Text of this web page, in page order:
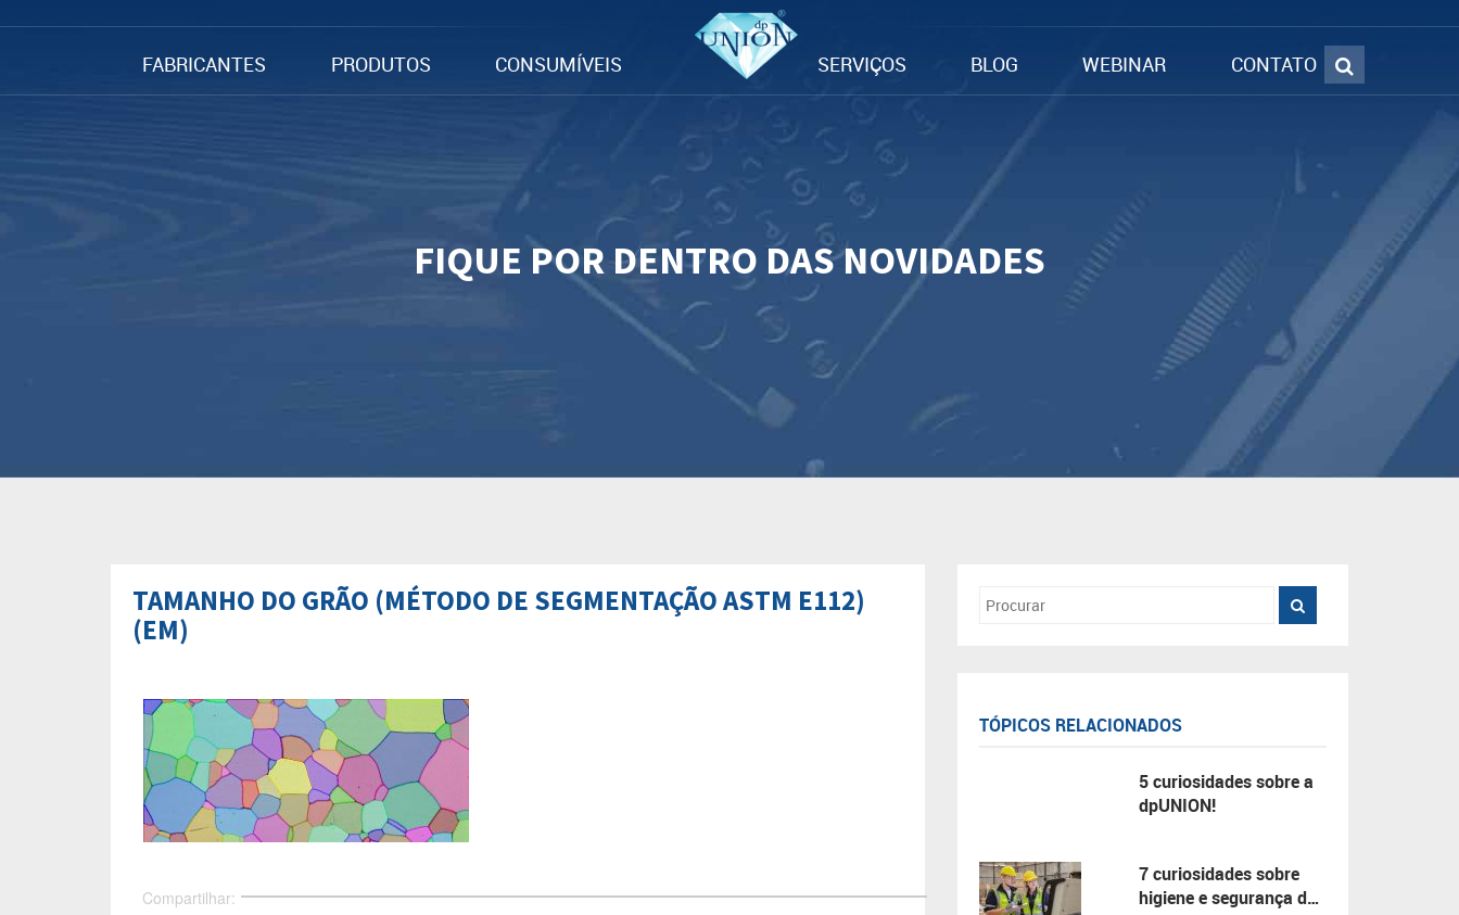
FABRICANTES PRODUTOS CONSUMÍVEIS SERVIÇOS BLOG WEBINAR CONTATO
FIQUE POR DENTRO DAS NOVIDADES
TAMANHO DO GRÃO (MÉTODO DE SEGMENTAÇÃO ASTM E112)
(EM)
Compartilhar:
TÓPICOS RELACIONADOS
5 curiosidades sobre a
dpUNION!
7 curiosidades sobre
higiene e segurança do